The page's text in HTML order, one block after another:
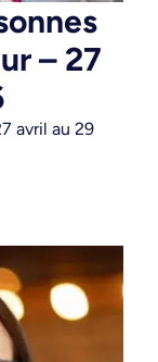
– 27
avril au 29